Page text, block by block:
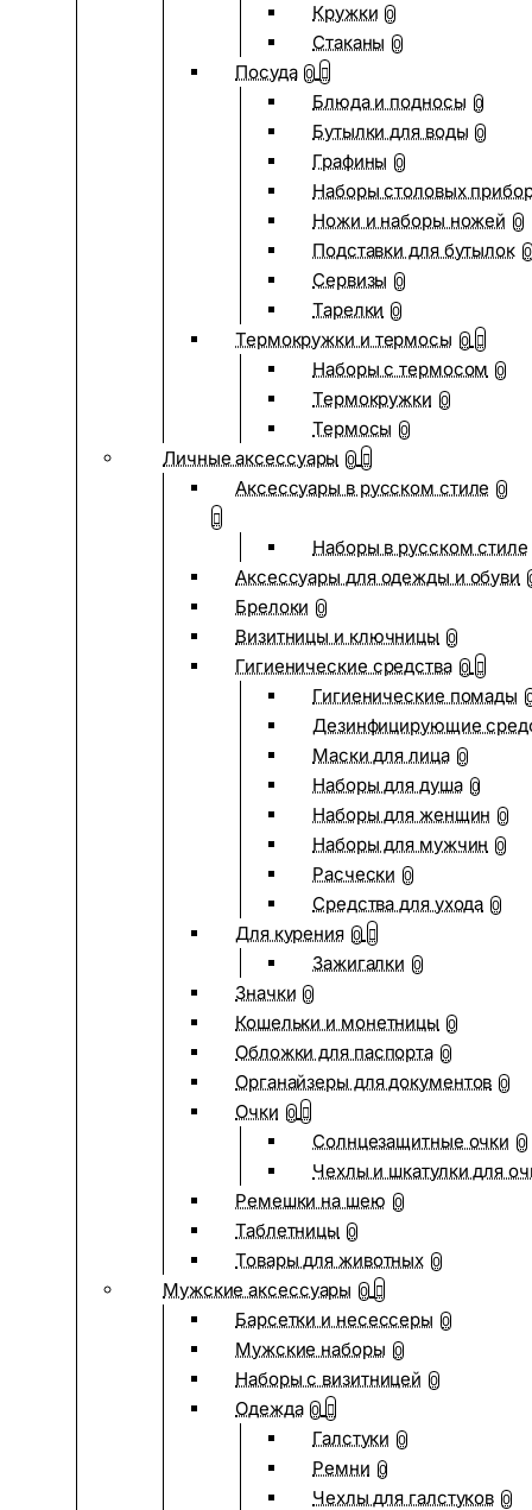
Кружки 0
Стаканы 0
Посуда 0
Блюда и подносы 0
Бутылки для воды 0
Графины 0
Наборы столовых
Ножи и наборы ножей 0
Подставки для бутылок 0
Сервизы 0
Тарелки 0
Термокружки и термосы 0
Наборы с термосом 0
Термокружки 0
Термосы 0
Личные аксессуары 0
Аксессуары в русском стиле 0
Наборы в русском стиле
Аксессуары для одежды и обуви
Брелоки 0
Визитницы и ключницы 0
Гигиенические средства 0
Гигиенические помады
Дезинфицирующие
Маски для лица 0
Наборы для душа 0
Наборы для женщин 0
Наборы для мужчин 0
Расчески 0
Средства для ухода 0
Для курения 0
Зажигалки 0
Значки 0
Кошельки и монетницы 0
Обложки для паспорта 0
Органайзеры для документов 0
Очки 0
Солнцезащитные очки 0
Чехлы и шкатулки для
Ремешки на шею 0
Таблетницы 0
Товары для животных 0
Мужские аксессуары 0
Барсетки и несессеры 0
Мужские наборы 0
Наборы с визитницей 0
Одежда 0
Галстуки 0
Ремни 0
Чехлы для галстуков 0